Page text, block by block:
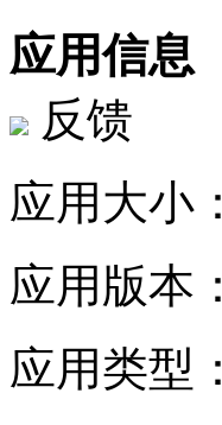
应用信息
反馈
应用大小：
应用版本：
应用类型：